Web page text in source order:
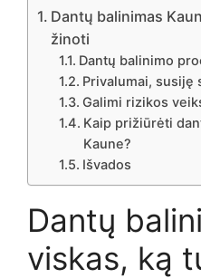
Dantų balinimas
žinoti
Dantų balinimo
Privalumai, susiję
Galimi rizikos
Kaip prižiūrėti
Kaune?
Išvados
Dantų
viskas, ką